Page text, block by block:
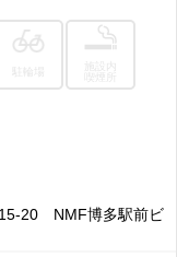
喫煙所
20 NMF博多駅前ビ